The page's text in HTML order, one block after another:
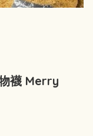
襪 Merry